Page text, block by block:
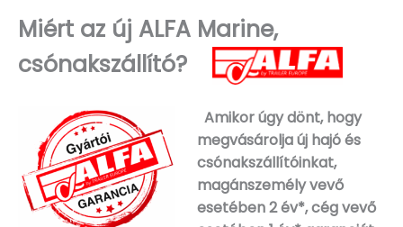
Miért az új ALFA Marine,
csónakszállító?
Amikor úgy dönt, hogy
megvásárolja új hajó és
csónakszállítóinkat,
magánszemély vevő
esetében 2 év*, cég vevő